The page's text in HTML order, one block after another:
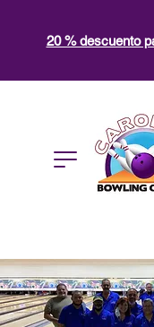
20 % descuento